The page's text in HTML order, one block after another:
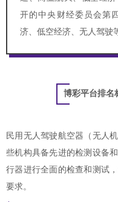
开的中央财经委员会第
济、低空经济、无人驾驶
博彩平台排名
民用无人驾驶航空器（无人
些机构具备先进的检测设备
行器进行全面的检查和测试
要求。